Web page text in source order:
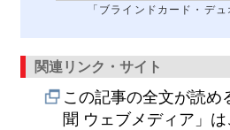
「ブラインドカード・デュ
関連リンク・サイト
この記事の全文が読め
聞 ウェブメディア」は